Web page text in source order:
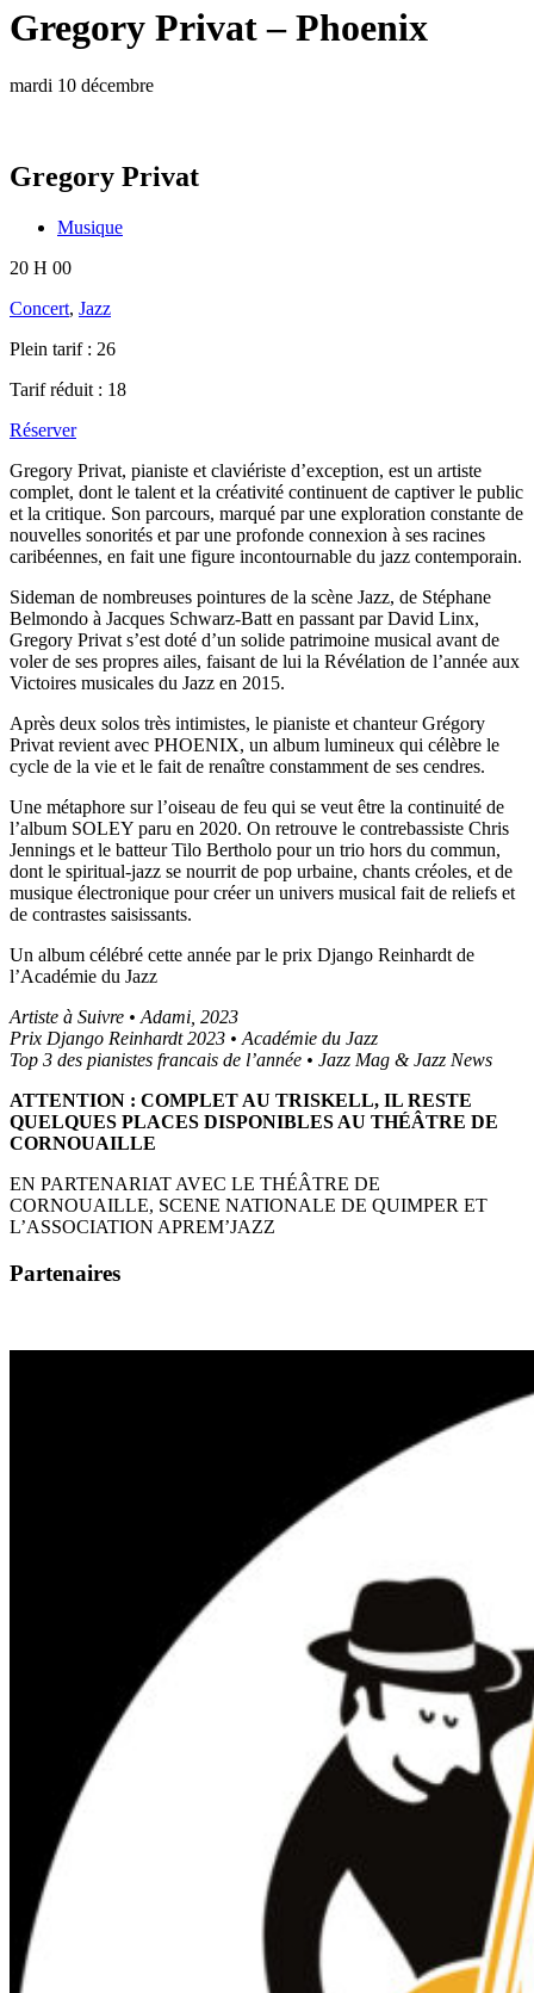
Gregory Privat – Phoenix
mardi 10 décembre
Gregory Privat
Musique
20 H 00
Concert, Jazz
Plein tarif : 26
Tarif réduit : 18
Réserver
Gregory Privat, pianiste et claviériste d’exception, est un artiste
complet, dont le talent et la créativité continuent de captiver le public
et la critique. Son parcours, marqué par une exploration constante de
nouvelles sonorités et par une profonde connexion à ses racines
caribéennes, en fait une figure incontournable du jazz contemporain.
Sideman de nombreuses pointures de la scène Jazz, de Stéphane
Belmondo à Jacques Schwarz-Batt en passant par David Linx,
Gregory Privat s’est doté d’un solide patrimoine musical avant de
voler de ses propres ailes, faisant de lui la Révélation de l’année aux
Victoires musicales du Jazz en 2015.
Après deux solos très intimistes, le pianiste et chanteur Grégory
Privat revient avec PHOENIX, un album lumineux qui célèbre le
cycle de la vie et le fait de renaître constamment de ses cendres.
Une métaphore sur l’oiseau de feu qui se veut être la continuité de
l’album SOLEY paru en 2020. On retrouve le contrebassiste Chris
Jennings et le batteur Tilo Bertholo pour un trio hors du commun,
dont le spiritual-jazz se nourrit de pop urbaine, chants créoles, et de
musique électronique pour créer un univers musical fait de reliefs et
de contrastes saisissants.
Un album célébré cette année par le prix Django Reinhardt de
l’Académie du Jazz
Artiste à Suivre • Adami, 2023
Prix Django Reinhardt 2023 • Académie du Jazz
Top 3 des pianistes francais de l’année • Jazz Mag & Jazz News
ATTENTION : COMPLET AU TRISKELL, IL RESTE
QUELQUES PLACES DISPONIBLES AU THÉÂTRE DE
CORNOUAILLE
EN PARTENARIAT AVEC LE THÉÂTRE DE
CORNOUAILLE, SCENE NATIONALE DE QUIMPER ET
L’ASSOCIATION APREM’JAZZ
Partenaires